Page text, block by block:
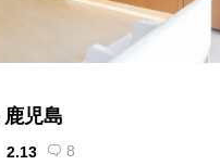
児島
2.13  8